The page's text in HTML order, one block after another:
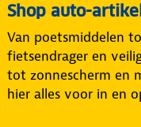
Shop auto-
Van poetsmiddelen
fietsendrager en
tot zonnescherm en
hier alles voor in en